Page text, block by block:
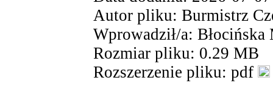
Autor pliku: Burmistrz
Wprowadził/a: Błocińska
Rozmiar pliku: 0.29 MB
Rozszerzenie pliku: pdf